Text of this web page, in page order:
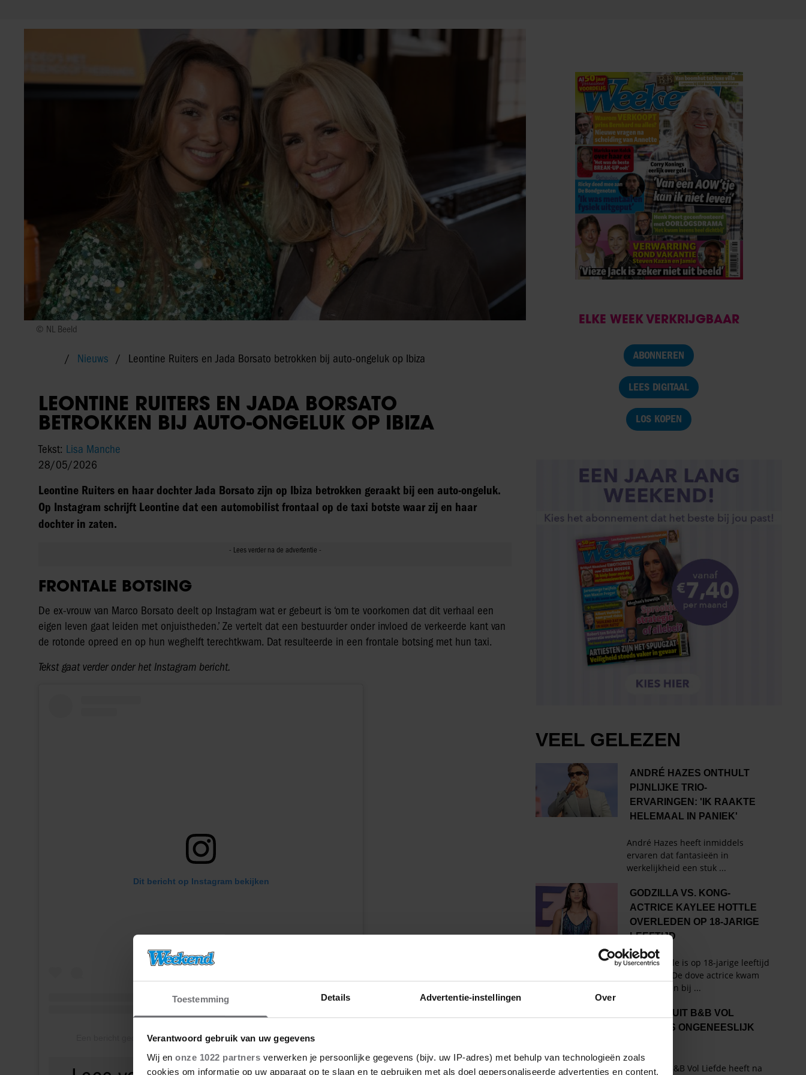
Toestemming Details Advertentie-instellingen Over
Verantwoord gebruik van uw gegevens
Wij en onze 1022 partners verwerken je persoonlijke gegevens (bijv. uw IP-adres) met behulp van technologieën zoals
cookies om informatie op uw apparaat op te slaan en te gebruiken met als doel gepersonaliseerde advertenties en content,
© NL Beeld
Nieuws Leontine Ruiters en Jada Borsato betrokken bij auto-ongeluk op Ibiza
LEONTINE RUITERS EN JADA BORSATO
BETROKKEN BIJ AUTO-ONGELUK OP IBIZA
Tekst: Lisa Manche
28/05/2026
Leontine Ruiters en haar dochter Jada Borsato zijn op Ibiza betrokken geraakt bij een auto-ongeluk.
Op Instagram schrijft Leontine dat een automobilist frontaal op de taxi botste waar zij en haar
dochter in zaten.
FRONTALE BOTSING
De ex-vrouw van Marco Borsato deelt op Instagram wat er gebeurt is ‘om te voorkomen dat dit verhaal een
eigen leven gaat leiden met onjuistheden.’ Ze vertelt dat een bestuurder onder invloed de verkeerde kant van
de rotonde opreed en op hun weghelft terechtkwam. Dat resulteerde in een frontale botsing met hun taxi.
Tekst gaat verder onder het Instagram bericht.
Dit bericht op Instagram bekijken
Een bericht gedeeld door Leontine Ruiters (@leontineborsato)
ELKE WEEK VERKRIJGBAAR
ABONNEREN
LEES DIGITAAL
LOS KOPEN